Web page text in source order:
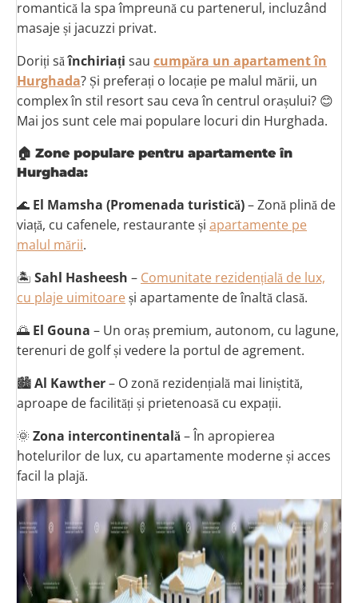
romantică la spa împreună cu partenerul, incluzând
masaje și jacuzzi privat.
Doriți săînchiriați sau cumpăra un apartament în
Hurghada? Și preferați o locație pe malul mării, un
complex în stil resort sau ceva în centrul orașului? 😊
Mai jos sunt cele mai populare locuri din Hurghada.
🏠 Zone populare pentru apartamente în
Hurghada:
🌊 El Mamsha (Promenada turistică)– Zonă plină de
viață, cu cafenele, restaurante și apartamente pe
malul mării.
🏝 Sahl Hasheesh – Comunitate rezidențială de lux,
cu plaje uimitoareși apartamente de înaltă clasă.
🌅 El Gouna – Un oraș premium, autonom, cu lagune,
terenuri de golf și vedere la portul de agrement.
🏙Al Kawther– O zonă rezidențială mai liniștită,
aproape de facilități și prietenoasă cu expații.
🌞 Zona intercontinentală– În apropierea
hotelurilor de lux, cu apartamente moderne și acces
facil la plajă.